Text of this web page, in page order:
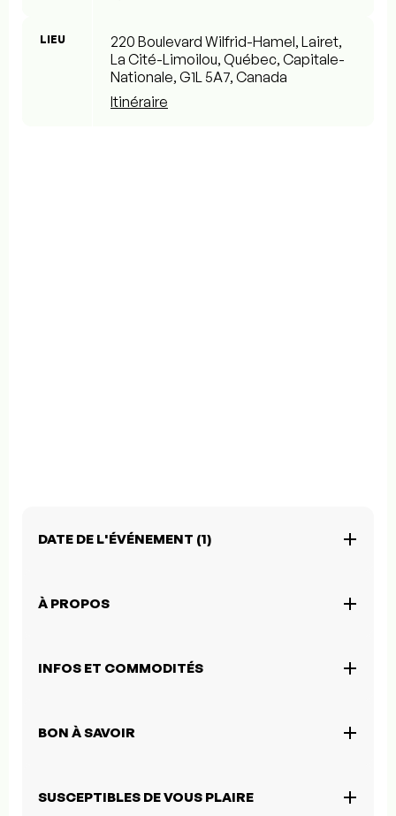
LIEU
220 Boulevard Wilfrid-Hamel, Lairet,
La Cité-Limoilou, Québec, Capitale-
Nationale, G1L 5A7, Canada
Itinéraire
DATE DE L'ÉVÉNEMENT (1)
À PROPOS
INFOS ET COMMODITÉS
BON À SAVOIR
SUSCEPTIBLES DE VOUS PLAIRE